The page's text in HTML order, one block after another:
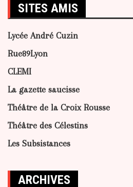
SITES AMIS
Lycée André Cuzin
Rue89Lyon
CLEMI
La gazette saucisse
Théâtre de la Croix Rousse
Théâtre des Célestins
Les Subsistances
ARCHIVES